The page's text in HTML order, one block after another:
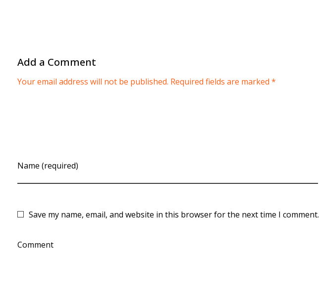
Add a Comment
Your email address will not be published. Required fields are marked *
Name (required)
Save my name, email, and website in this browser for the next time I comment.
Comment